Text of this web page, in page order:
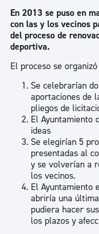
En 2013 se puso en
con las y los vecinos
del proceso de
deportiva.
El proceso se
Se celebrarían
aportaciones de
pliegos de
El Ayuntamiento
ideas
Se elegirían 5
presentadas al
y se volverían a
los vecinos.
El Ayuntamiento
abriría una
pudiera hacer
los plazos y